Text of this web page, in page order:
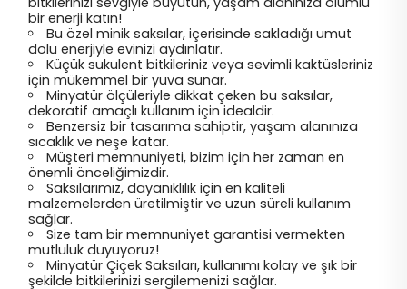
bir enerji katın!
Bu özel minik saksılar, içerisinde sakladığı umut
dolu enerjiyle evinizi aydınlatır.
Küçük sukulent bitkileriniz veya sevimli kaktüsleriniz
için mükemmel bir yuva sunar.
Minyatür ölçüleriyle dikkat çeken bu saksılar,
dekoratif amaçlı kullanım için idealdir.
Benzersiz bir tasarıma sahiptir, yaşam alanınıza
sıcaklık ve neşe katar.
Müşteri memnuniyeti, bizim için her zaman en
önemli önceliğimizdir.
Saksılarımız, dayanıklılık için en kaliteli
malzemelerden üretilmiştir ve uzun süreli kullanım
sağlar.
Size tam bir memnuniyet garantisi vermekten
mutluluk duyuyoruz!
Minyatür Çiçek Saksıları, kullanımı kolay ve şık bir
şekilde bitkilerinizi sergilemenizi sağlar.